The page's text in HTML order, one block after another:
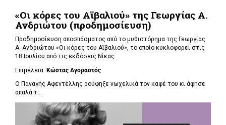
«Οι κόρες του Αϊβαλιού» της Γεωργίας Α.
Ανδριώτου (προδημοσίευση)
Προδημοσίευση αποσπάσματος από το μυθιστόρημα της Γεωργίας
Α. Ανδριώτου «Οι κόρες του Αϊβαλιού», το οποίο κυκλοφορεί στις
18 Ιουλίου από τις εκδόσεις Νίκας.
Επιμέλεια: Κώστας Αγοραστός
Ο Παναγής Αφεντέλλης ρούφηξε νωχελικά τον καφέ του κι άφησε
απαλά τ...